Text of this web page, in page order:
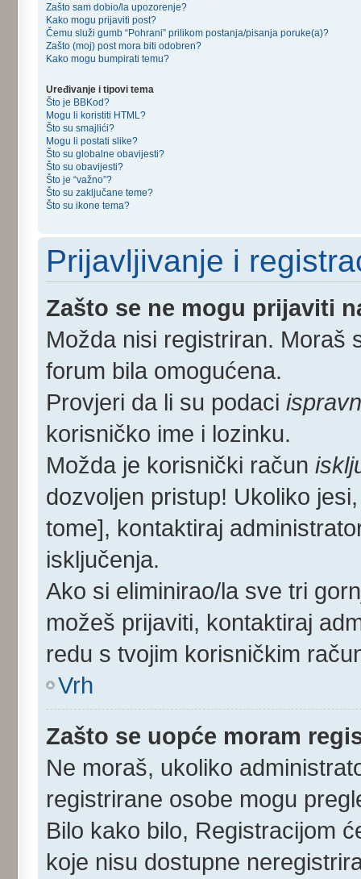
Zašto sam dobio/la upozorenje?
Kako mogu prijaviti post?
Čemu služi gumb “Pohrani” prilikom postanja/pisanja poruke(a)?
Zašto (moj) post mora biti odobren?
Kako mogu bumpirati temu?
Uređivanje i tipovi tema
Što je BBKod?
Mogu li koristiti HTML?
Što su smajlići?
Mogu li postati slike?
Što su globalne obavijesti?
Što su obavijesti?
Što je “važno”?
Što su zaključane teme?
Što su ikone tema?
Prijavljivanje i
Zašto se ne mogu prijaviti
Možda nisi registriran. Moraš
forum bila omogućena.
Provjeri da li su podaci
korisničko ime i lozinku.
Možda je korisnički račun
dozvoljen pristup! Ukoliko
tome], kontaktiraj
isključenja.
Ako si eliminirao/la sve tri
možeš prijaviti, kontaktiraj
redu s tvojim korisničkim
Vrh
Zašto se uopće moram
Ne moraš, ukoliko
registrirane osobe mogu
Bilo kako bilo, Registracijom
koje nisu dostupne